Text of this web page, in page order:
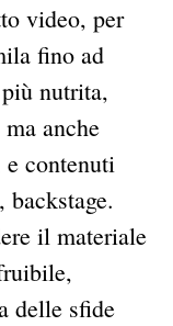
video, per
fino ad
nutrita,
anche
contenuti
il materiale
delle sfide